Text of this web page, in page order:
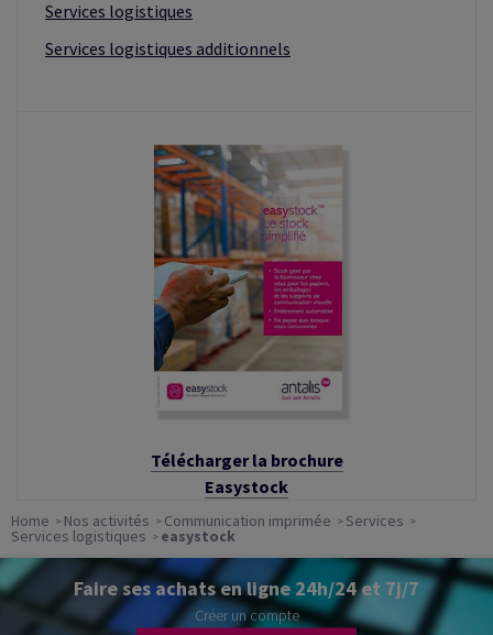
Services logistiques
Services logistiques additionnels
Télécharger la brochure
Easystock
Home Nos activités Communication imprimée Services
Services logistiques easystock
Faire ses achats en ligne 24h/24 et 7j/7
Créer un compte